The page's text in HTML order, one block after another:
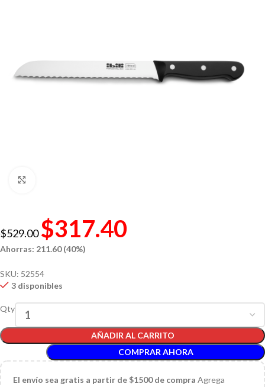
$529.00 $317.40
Ahorras: 211.60 (40%)
SKU: 52554
3 disponibles
Qty
AÑADIR AL CARRITO
COMPRAR AHORA
El envío sea gratis a partir de $1500 de compra Agrega